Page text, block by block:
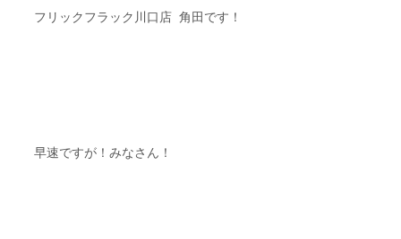
フリックフラック川口店 角田です！
早速ですが！みなさん！